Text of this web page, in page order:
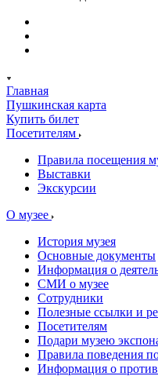
Главная
Пушкинская карта
Купить билет
Посетителям
Правила посещения
Выставки
Экскурсии
О музее
История музея
Основные документы
Информация о
СМИ о музее
Сотрудники
Полезные ссылки и
Посетителям
Подари музею
Правила поведения
Информация о